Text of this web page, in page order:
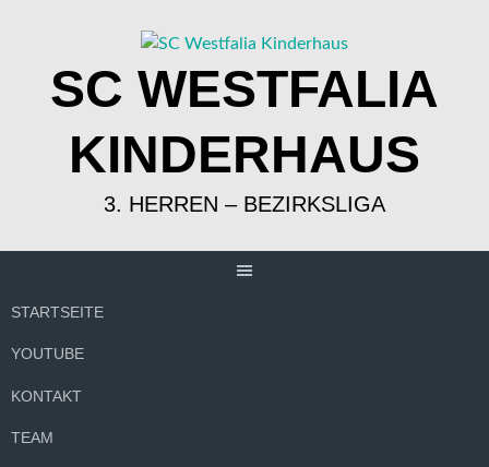
SC WESTFALIA
KINDERHAUS
3. HERREN – BEZIRKSLIGA
STARTSEITE
YOUTUBE
KONTAKT
TEAM